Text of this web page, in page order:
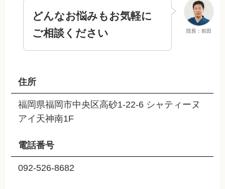
院長：前田
どんなお悩みもお気軽に
ご相談ください
住所
福岡県福岡市中央区高砂1-22-6 シャティーヌ
アイ天神南1F
電話番号
092-526-8682